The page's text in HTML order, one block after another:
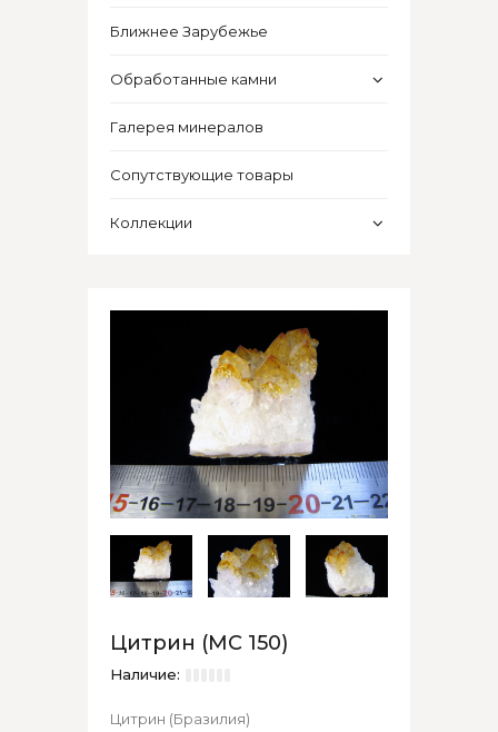
Ближнее Зарубежье
Обработанные камни
Галерея минералов
Сопутствующие товары
Коллекции
Цитрин (МС 150)
Наличие:
Цитрин (Бразилия)